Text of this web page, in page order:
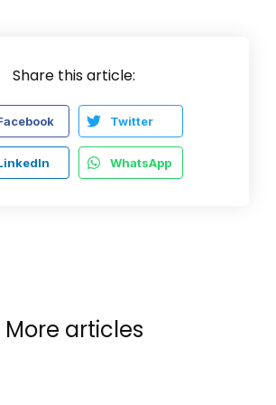
Share this article:
Twitter
WhatsApp
More articles